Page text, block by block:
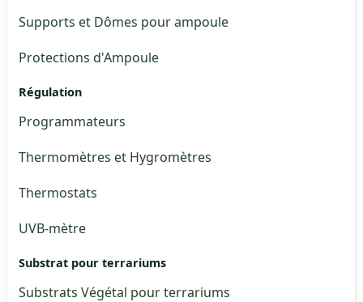
Supports et Dômes pour ampoule
Protections d'Ampoule
Régulation
Programmateurs
Thermomètres et Hygromètres
Thermostats
UVB-mètre
Substrat pour terrariums
Substrats Végétal pour terrariums